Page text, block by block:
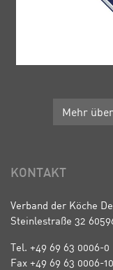
Mehr
KONTAKT
Verband der Köche
Steinlestraße 32
Tel. +49 69 63 0006-0
Fax +49 69 63 0006-10